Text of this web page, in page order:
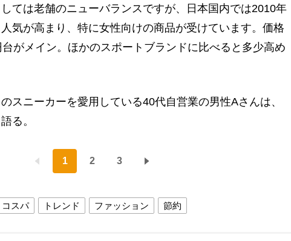
しては老舗のニューバランスですが、日本国内では2010年
気が高まり、特に女性向けの商品が受けています。価格
がメイン。ほかのスポートブランドに比べると多少高め
スニーカーを愛用している40代自営業の男性Aさんは、
る。
1 2 3
コスパ トレンド ファッション 節約